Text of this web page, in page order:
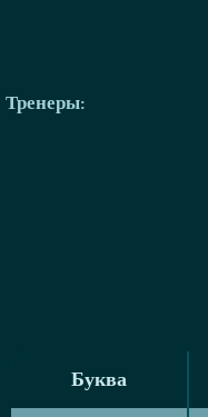
Тренеры:
Буква
Буква